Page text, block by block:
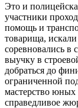
Это и
участники
помощь и
товарища,
соревновались в
выучку в
добраться до
ограниченной
мастерство юных
справедливое